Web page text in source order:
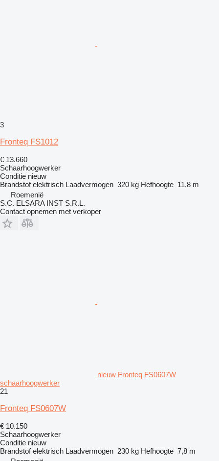
3
Fronteq FS1012
€ 13.660
Schaarhoogwerker
Conditie nieuw
Brandstof elektrisch Laadvermogen 320 kg Hefhoogte 11,8 m
Roemenië
S.C. ELSARA INST S.R.L.
Contact opnemen met verkoper
nieuw Fronteq FS0607W
schaarhoogwerker
21
Fronteq FS0607W
€ 10.150
Schaarhoogwerker
Conditie nieuw
Brandstof elektrisch Laadvermogen 230 kg Hefhoogte 7,8 m